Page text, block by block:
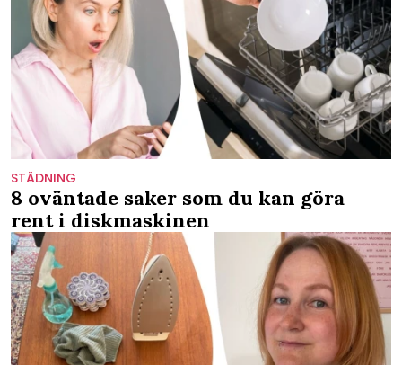
STÄDNING
8 oväntade saker som du kan göra
rent i diskmaskinen